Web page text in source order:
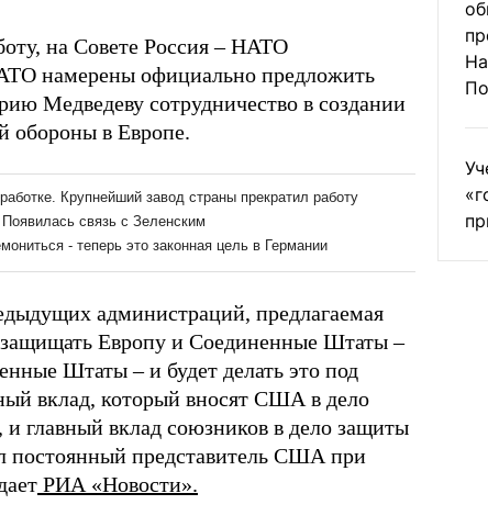
на Совете Россия – НАТО
намерены официально предложить
Медведеву сотрудничество в создании
обороны в Европе.
администраций, предлагаемая
Европу и Соединенные Штаты –
Штаты – и будет делать это под
вклад, который вносят США в дело
главный вклад союзников в дело защиты
представитель США при
РИА «Новости».